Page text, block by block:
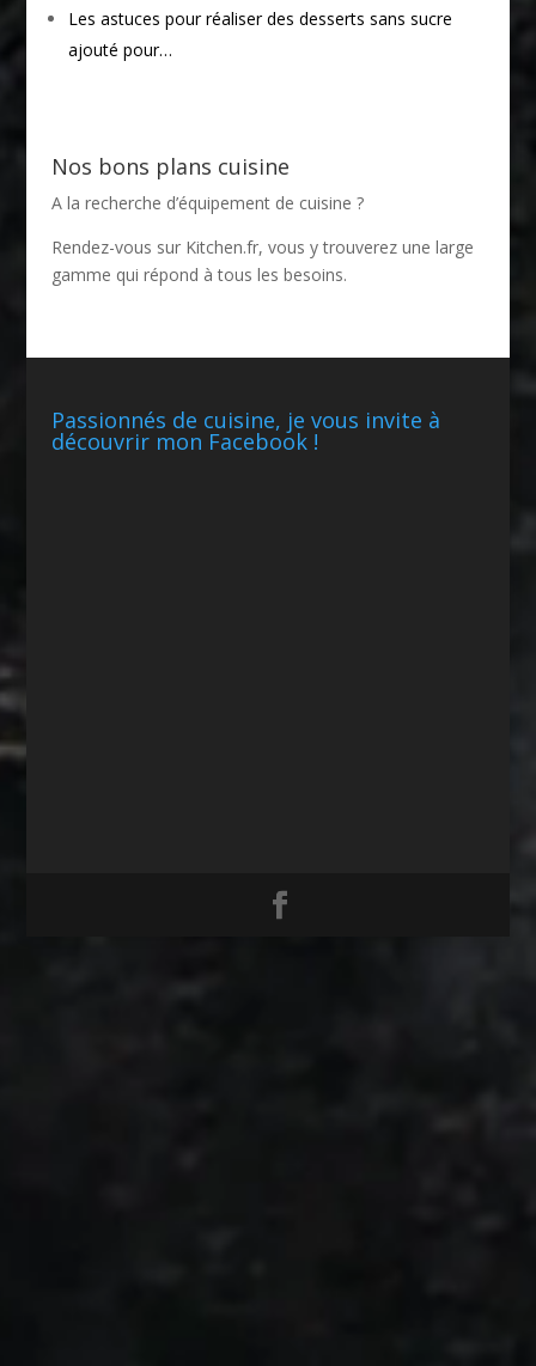
Les astuces pour réaliser des desserts sans sucre
ajouté pour…
Nos bons plans cuisine
A la recherche d’équipement de cuisine ?
Rendez-vous sur Kitchen.fr, vous y trouverez une large
gamme qui répond à tous les besoins.
Passionnés de cuisine, je vous invite à
découvrir mon Facebook !